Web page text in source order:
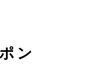
ン